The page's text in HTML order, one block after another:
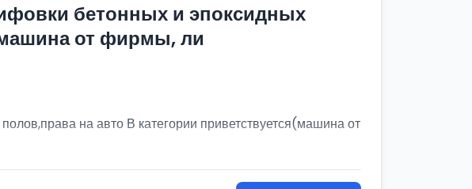
бетонных и эпоксидных
от фирмы, ли
на авто В категории приветствуется(машина от